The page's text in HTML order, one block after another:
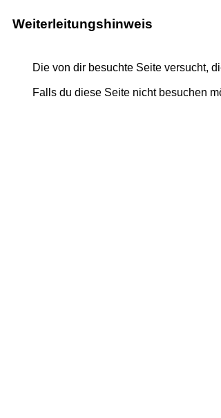
Weiterleitungshinweis
Die von dir besuchte Seite versucht,
Falls du diese Seite nicht besuchen